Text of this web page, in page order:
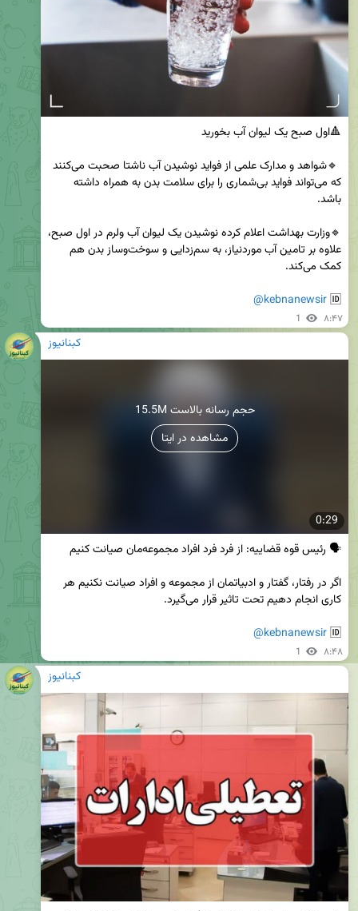
🆔
@kebnanewsir
1 ۸:۴۷
کبنانیوز
0:29
15.5M حجم رسانه بالاست
مشاهده در ایتا
🆔
@kebnanewsir
1 ۸:۴۸
کبنانیوز